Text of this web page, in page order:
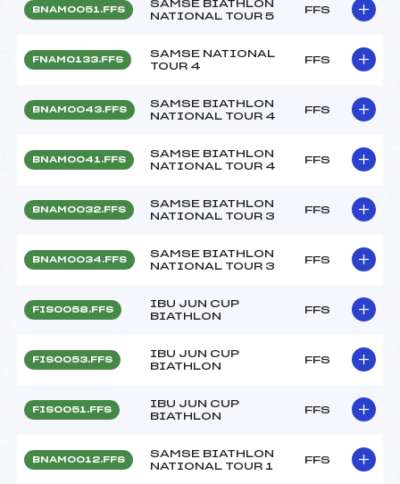
BNAM0051.FFS
SAMSE BIATHLON
NATIONAL TOUR 5
FFS
FNAM0133.FFS
SAMSE NATIONAL
TOUR 4
FFS
BNAM0043.FFS
SAMSE BIATHLON
NATIONAL TOUR 4
FFS
BNAM0041.FFS
SAMSE BIATHLON
NATIONAL TOUR 4
FFS
BNAM0032.FFS
SAMSE BIATHLON
NATIONAL TOUR 3
FFS
BNAM0034.FFS
SAMSE BIATHLON
NATIONAL TOUR 3
FFS
FIS0058.FFS
IBU JUN CUP
BIATHLON
FFS
FIS0053.FFS
IBU JUN CUP
BIATHLON
FFS
FIS0051.FFS
IBU JUN CUP
BIATHLON
FFS
BNAM0012.FFS
SAMSE BIATHLON
NATIONAL TOUR 1
FFS